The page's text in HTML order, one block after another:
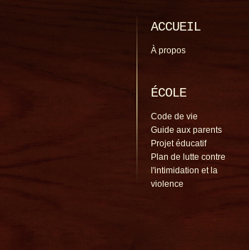
ACCUEIL
À propos
ÉCOLE
Code de vie
Guide aux parents
Projet éducatif
Plan de lutte contre
l'intimidation et la
violence